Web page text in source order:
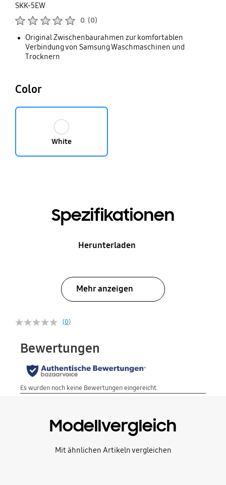
SKK-5EW
0 (0)
Original Zwischenbaurahmen zur komfortablen
Verbindung von Samsung Waschmaschinen und
Trocknern
Color
White
Spezifikationen
Herunterladen
Mehr anzeigen
(0)
Modellvergleich
Mit ähnlichen Artikeln vergleichen